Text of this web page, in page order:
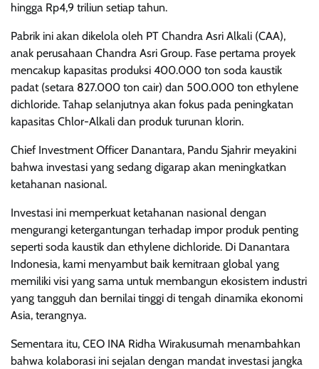
hingga Rp4,9 triliun setiap tahun.
Pabrik ini akan dikelola oleh PT Chandra Asri Alkali (CAA),
anak perusahaan Chandra Asri Group. Fase pertama proyek
mencakup kapasitas produksi 400.000 ton soda kaustik
padat (setara 827.000 ton cair) dan 500.000 ton ethylene
dichloride. Tahap selanjutnya akan fokus pada peningkatan
kapasitas Chlor-Alkali dan produk turunan klorin.
Chief Investment Officer Danantara, Pandu Sjahrir meyakini
bahwa investasi yang sedang digarap akan meningkatkan
ketahanan nasional.
Investasi ini memperkuat ketahanan nasional dengan
mengurangi ketergantungan terhadap impor produk penting
seperti soda kaustik dan ethylene dichloride. Di Danantara
Indonesia, kami menyambut baik kemitraan global yang
memiliki visi yang sama untuk membangun ekosistem industri
yang tangguh dan bernilai tinggi di tengah dinamika ekonomi
Asia, terangnya.
Sementara itu, CEO INA Ridha Wirakusumah menambahkan
bahwa kolaborasi ini sejalan dengan mandat investasi jangka